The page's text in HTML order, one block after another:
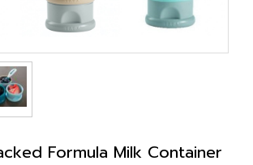
Formula Milk Container